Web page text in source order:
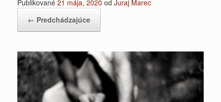
Publikované 21 mája, 2020 od Juraj Marec
← Predchádzajúce